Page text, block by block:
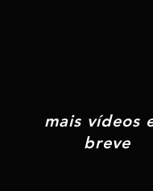
mais vídeos
breve